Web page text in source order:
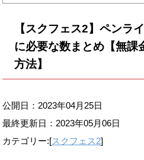
【スクフェス2】ペンラ
に必要な数まとめ【無課
方法】
公開日：2023年04月25日
最終更新日： 2023年05月06日
カテゴリー:[スクフェス2]